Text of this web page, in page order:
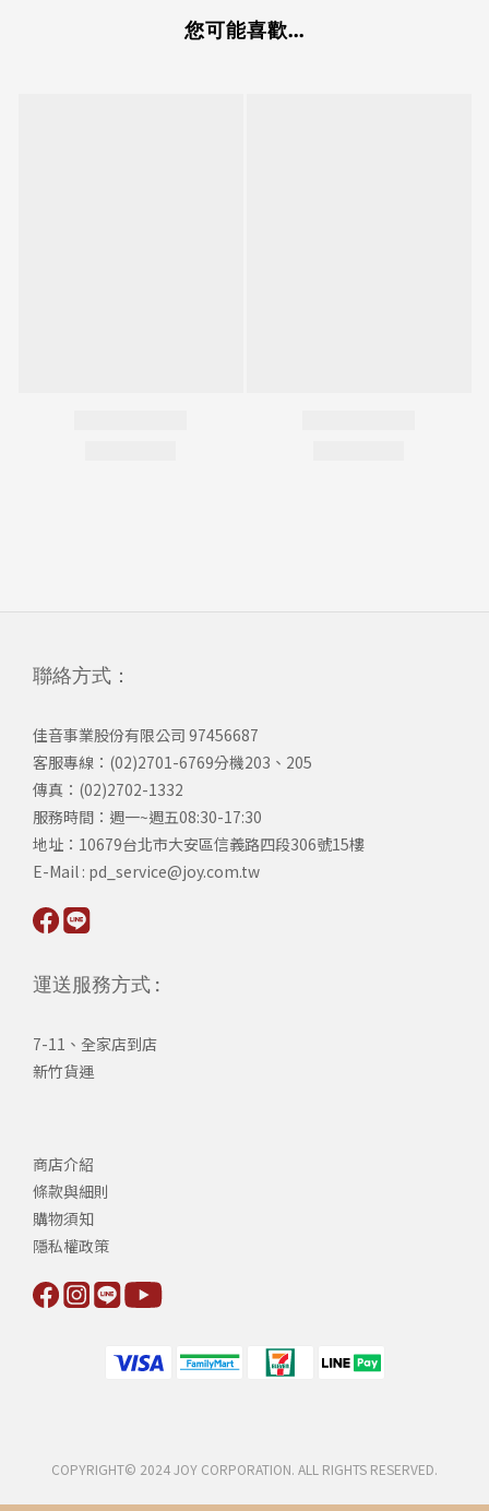
您可能喜歡...
聯絡方式：
佳音事業股份有限公司 97456687
客服專線：(02)2701-6769分機203、205
傳真：(02)2702-1332
服務時間：週一~週五08:30-17:30
​地址：10679台北市大安區信義路四段306號15樓
​E-Mail : pd_service@joy.com.tw
運送服務方式 :
7-11、全家店到店
新竹貨運
商店介紹
條款與細則
購物須知
隱私權政策
COPYRIGHT© 2024 JOY CORPORATION. ALL RIGHTS RESERVED.